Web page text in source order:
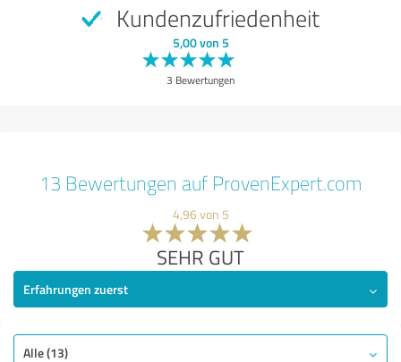
Kundenzufriedenheit
5,00 von 5
3 Bewertungen
13 Bewertungen auf ProvenExpert.com
4,96 von 5
SEHR GUT
Erfahrungen zuerst
Alle (13)